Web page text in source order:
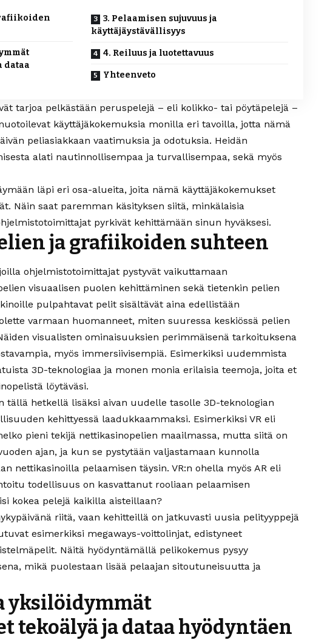
dataa
3. Pelaamisen sujuvuus ja
käyttäjäystävällisyys
4. Reiluus ja luotettavuus
Yhteenveto
tarjoa pelkästään peruspelejä – eli kolikko- tai pöytäpelejä –
käyttäjäkokemuksia monilla eri tavoilla, jotta nämä
peliasiakkaan vaatimuksia ja odotuksia. Heidän
alati nautinnollisempaa ja turvallisempaa, sekä myös
läpi eri osa-alueita, joita nämä käyttäjäkokemukset
Näin saat paremman käsityksen siitä, minkälaisia
pyrkivät kehittämään sinun hyväksesi.
ja grafiikoiden suhteen
ohjelmistotoimittajat pystyvät vaikuttamaan
visuaalisen puolen kehittäminen sekä tietenkin pelien
pulpahtavat pelit sisältävät aina edellistään
varmaan huomanneet, miten suuressa keskiössä pelien
visualisten ominaisuuksien perimmäisenä tarkoituksena
myös immersiivisempiä. Esimerkiksi uudemmista
3D-teknologiaa ja monen monia erilaisia teemoja, joita et
löytäväsi.
tällä hetkellä lisäksi aivan uudelle tasolle 3D-teknologian
kehittyessä laadukkaammaksi. Esimerkiksi VR eli
pieni tekijä nettikasinopelien maailmassa, mutta siitä on
ajan, ja kun se pystytään valjastamaan kunnolla
nettikasinoilla pelaamisen täysin. VR:n ohella myös AR eli
todellisuus on kasvattanut rooliaan pelaamisen
kokea pelejä kaikilla aisteillaan?
riitä, vaan kehitteillä on jatkuvasti uusia pelityyppejä
esimerkiksi megaways-voittolinjat, edistyneet
Näitä hyödyntämällä pelikokemus pysyy
mikä puolestaan lisää pelaajan sitoutuneisuutta ja
yksilöidymmät
tekoälyä ja dataa hyödyntäen